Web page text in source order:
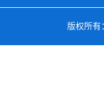
版权所